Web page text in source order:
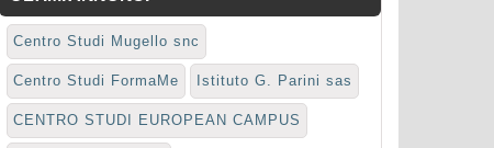
Centro Studi Mugello snc
Centro Studi FormaMe Istituto G. Parini sas
CENTRO STUDI EUROPEAN CAMPUS